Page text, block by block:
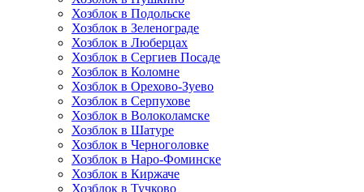
Хозблок в Подольске
Хозблок в Зеленограде
Хозблок в Люберцах
Хозблок в Сергиев Посаде
Хозблок в Коломне
Хозблок в Орехово-Зуево
Хозблок в Серпухове
Хозблок в Волоколамске
Хозблок в Шатуре
Хозблок в Черноголовке
Хозблок в Наро-Фоминске
Хозблок в Киржаче
Хозблок в Тучково